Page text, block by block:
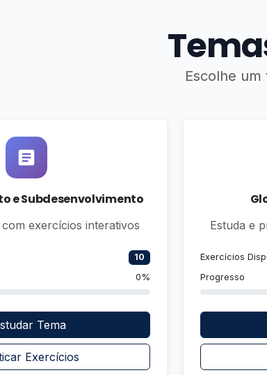
Escolhe
e Subdesenvolvimento
exercícios interativos
10
0%
Tema
Exercícios
Estuda e
Exercícios
Progresso